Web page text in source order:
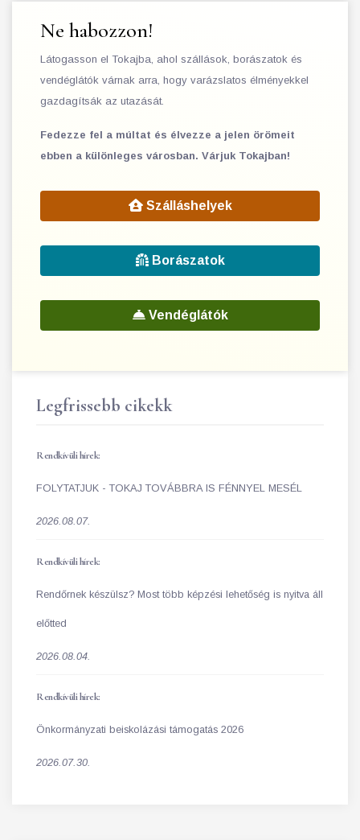
Ne habozzon!
Látogasson el Tokajba, ahol szállások, borászatok és
vendéglátók várnak arra, hogy varázslatos élményekkel
gazdagítsák az utazását.
Fedezze fel a múltat és élvezze a jelen örömeit
ebben a különleges városban. Várjuk Tokajban!
Szálláshelyek
Borászatok
Vendéglátók
Legfrissebb cikekk
Rendkívüli hírek:
FOLYTATJUK - TOKAJ TOVÁBBRA IS FÉNNYEL MESÉL
2026.08.07.
Rendkívüli hírek:
Rendőrnek készülsz? Most több képzési lehetőség is nyitva áll
előtted
2026.08.04.
Rendkívüli hírek:
Önkormányzati beiskolázási támogatás 2026
2026.07.30.